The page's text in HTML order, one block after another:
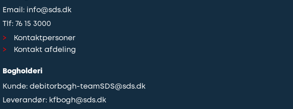
Email: info@sds.dk
Tlf: 76 15 3000
Kontaktpersoner
Kontakt afdeling
Bogholderi
Kunde: debitorbogh-teamSDS@sds.dk
Leverandør: kfbogh@sds.dk